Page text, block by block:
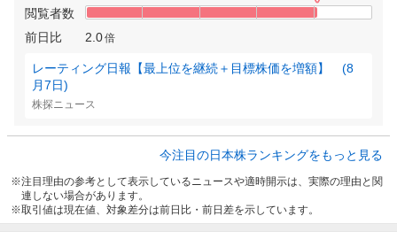
閲覧者数
前日比
2.0倍
レーティング日報【最上位を継続＋目標株価を増額】 (8
月7日)
株探ニュース
今注目の日本株ランキングをもっと見る
注目理由の参考として表示しているニュースや適時開示は、実際の理由と関
連しない場合があります。
取引値は現在値、対象差分は前日比・前日差を示しています。